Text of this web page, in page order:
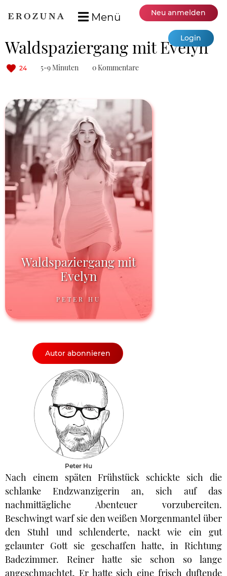
Menü Neu anmelden
Login
Waldspaziergang mit Evelyn
24 5-9 Minuten 0 Kommentare
Waldspaziergang mit
Evelyn
PETER HU
Autor abonnieren
Peter Hu
Nach einem späten Frühstück schickte sich die
schlanke Endzwanzigerin an, sich auf das
nachmittägliche Abenteuer vorzubereiten.
Beschwingt warf sie den weißen Morgenmantel über
den Stuhl und schlenderte, nackt wie ein gut
gelaunter Gott sie geschaffen hatte, in Richtung
Badezimmer. Reiner hatte sie schon so lange
angeschmachtet. Er hatte sich eine frisch duftende